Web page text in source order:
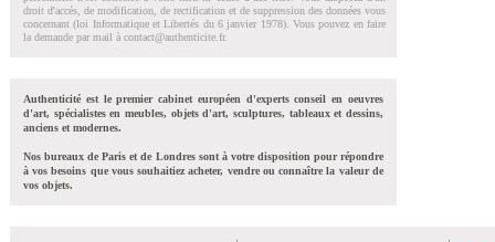
droit d'accés, de modification, de rectification et de suppression des données vous
concernant (loi Informatique et Libertés du 6 janvier 1978). Vous pouvez en faire
la demande par mail à contact@authenticite.fr.
Authenticité est le premier cabinet européen d'experts conseil en oeuvres
d'art, spécialistes en meubles, objets d'art, sculptures, tableaux et dessins,
anciens et modernes.
Nos bureaux de Paris et de Londres sont à votre disposition pour répondre
à vos besoins que vous souhaitiez acheter, vendre ou connaître la valeur de
vos objets.